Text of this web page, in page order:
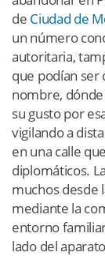
de Ciudad de
un número
autoritaria,
que podían ser
nombre,
su gusto por
vigilando a
en una calle
diplomáticos.
muchos desde
mediante la
entorno
lado del